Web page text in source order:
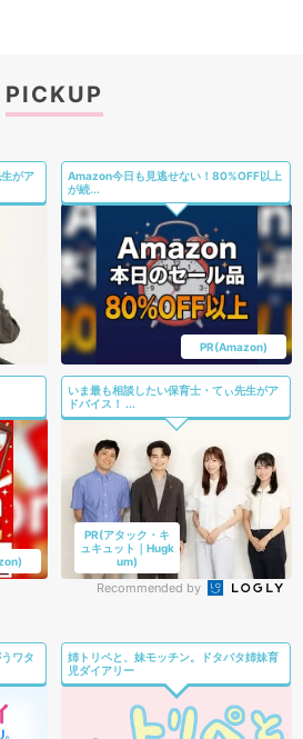
PICKUP
がア
Amazon今日も見逃せない！80%OFF以上
が続...
PR(Amazon)
いま最も相談したい保育士・てぃ先生がア
ドバイス！ ...
PR(アタック・キ
ュキュット｜Hugk
um)
Recommended by
ワタ
姉トリペと、妹モッチン。ドタバタ姉妹育
児ダイアリー